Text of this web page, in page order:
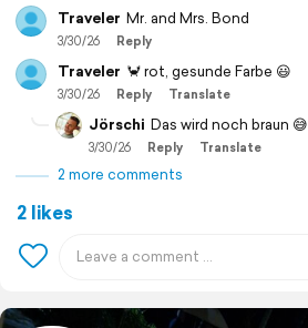
Traveler Mr. and Mrs. Bond
3/30/26 Reply
Traveler 🦀 rot, gesunde Farbe 😃
3/30/26 Reply Translate
Jörschi Das wird noch braun 😅
3/30/26 Reply Translate
2 more comments
2 likes